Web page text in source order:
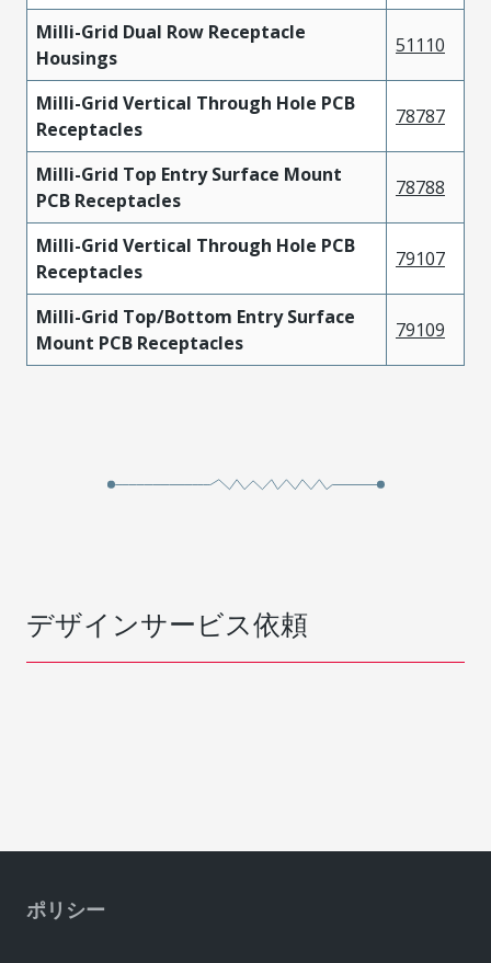
Milli-Grid Dual Row Receptacle
Housings
51110
Milli-Grid Vertical Through Hole PCB
Receptacles
78787
Milli-Grid Top Entry Surface Mount
PCB Receptacles
78788
Milli-Grid Vertical Through Hole PCB
Receptacles
79107
Milli-Grid Top/Bottom Entry Surface
Mount PCB Receptacles
79109
デザインサービス依頼
ポリシー